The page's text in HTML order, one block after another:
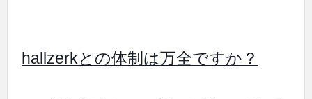
hallzerkとの体制は万全ですか？